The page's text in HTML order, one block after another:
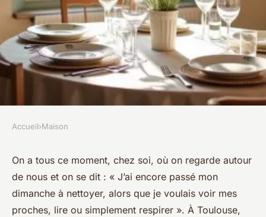
Ménage à domicile à Toulouse
: un crédit d'impôt souvent
sous-estimé
Accueil›Maison
On a tous ce moment, chez soi, où on regarde autour
de nous et on se dit : « J’ai encore passé mon
dimanche à nettoyer, alors que je voulais voir mes
proches, lire ou simplement respirer ». À Toulouse,